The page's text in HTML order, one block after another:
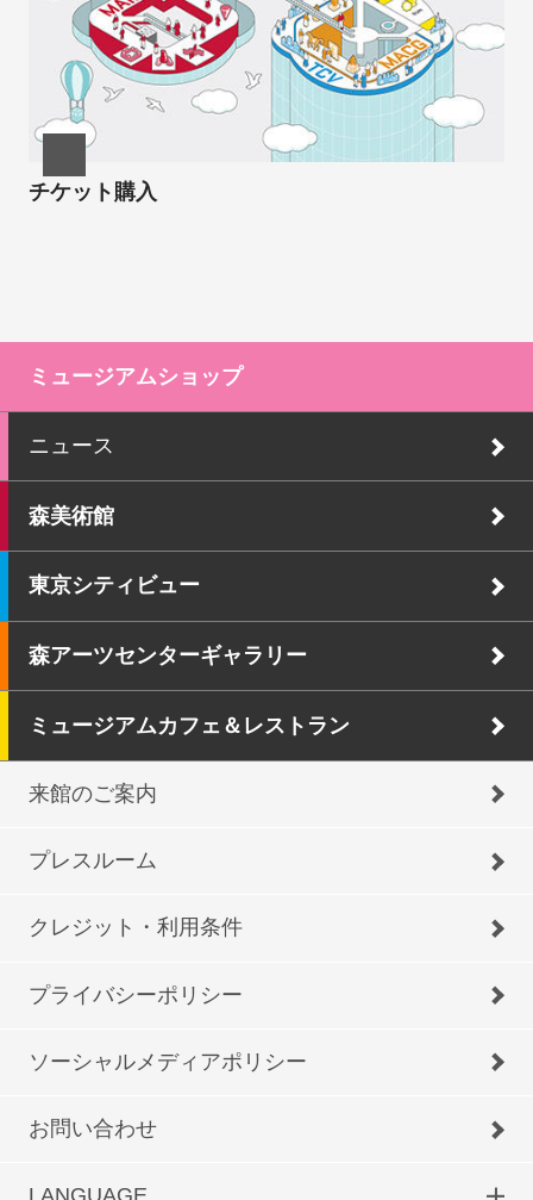
チケット購入
ミュージアムショップ
ニュース
森美術館
東京シティビュー
森アーツセンターギャラリー
ミュージアムカフェ＆レストラン
来館のご案内
プレスルーム
クレジット・利用条件
プライバシーポリシー
ソーシャルメディアポリシー
お問い合わせ